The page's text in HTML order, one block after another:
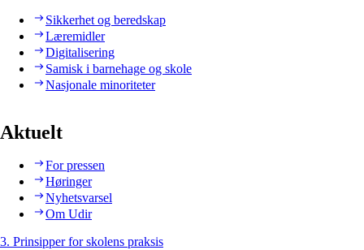
Sikkerhet og beredskap
Læremidler
Digitalisering
Samisk i barnehage og skole
Nasjonale minoriteter
Aktuelt
For pressen
Høringer
Nyhetsvarsel
Om Udir
3. Prinsipper for skolens praksis